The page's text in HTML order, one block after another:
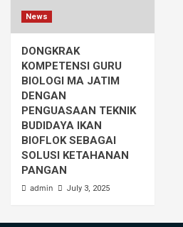
News
DONGKRAK
KOMPETENSI GURU
BIOLOGI MA JATIM
DENGAN
PENGUASAAN TEKNIK
BUDIDAYA IKAN
BIOFLOK SEBAGAI
SOLUSI KETAHANAN
PANGAN
admin July 3, 2025